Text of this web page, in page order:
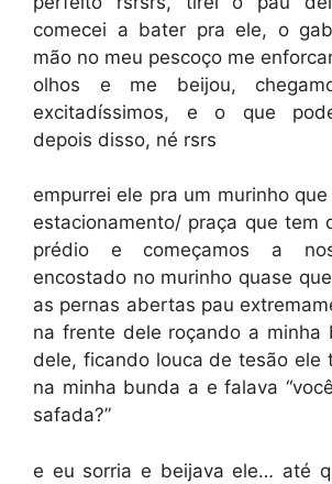
comecei a bater pra ele, o
mão no meu pescoço me
olhos e me beijou,
excitadíssimos, e o que
depois disso, né rsrs
empurrei ele pra um murinho
estacionamento/ praça que tem
prédio e começamos a
encostado no murinho quase
as pernas abertas pau
na frente dele roçando a minha
dele, ficando louca de tesão ele
na minha bunda a e falava
safada?”
e eu sorria e beijava ele… até